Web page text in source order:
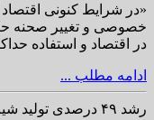
«در شرایط کنونی
خصوصی و تغییر صحنه
در اقتصاد و استفاده
ادامه مطلب ...
رشد ۴۹ درصدی تولید شیر خشک